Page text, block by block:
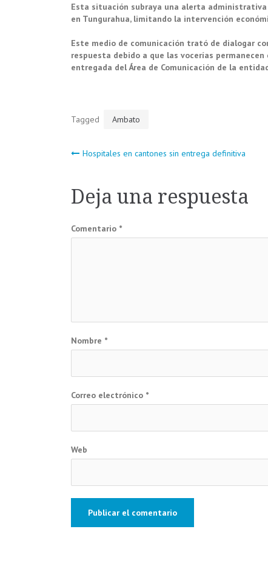
Esta situación subraya una alerta
en Tungurahua, limitando la intervención
Este medio de comunicación trató de dialogar
respuesta debido a que las vocerías
entregada del Área de Comunicación de la
Tagged Ambato
Navegación
de
entradas
Hospitales en cantones sin entrega definitiva
Deja una respuesta
Comentario *
Nombre *
Correo electrónico *
Web